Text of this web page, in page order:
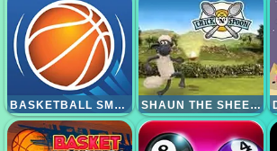
BASKETBALL SMASH SHAUN THE SHEEP CHICK N SPOON